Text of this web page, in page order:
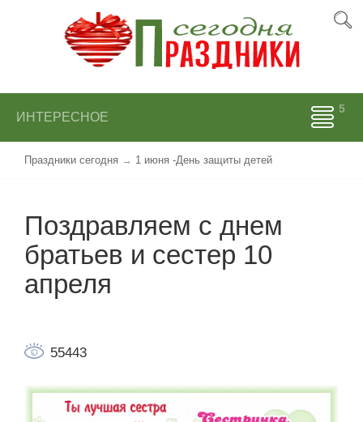
ИНТЕРЕСНОЕ
Праздники сегодня → 1 июня -День защиты детей
Поздравляем с днем
братьев и сестер 10
апреля
55443